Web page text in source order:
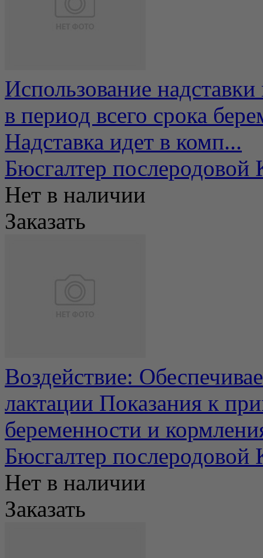
Использование
в период всего срока
Надставка идет в комп...
Бюсгалтер
Нет в наличии
Заказать
Воздействие:
лактации Показания к
беременности и
Бюсгалтер
Нет в наличии
Заказать